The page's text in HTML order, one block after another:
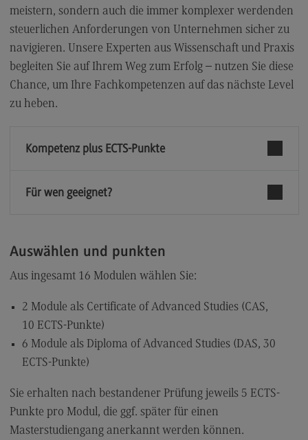
meistern, sondern auch die immer komplexer werdenden
steuerlichen Anforderungen von Unternehmen sicher zu
navigieren. Unsere Experten aus Wissenschaft und Praxis
begleiten Sie auf Ihrem Weg zum Erfolg – nutzen Sie diese
Chance, um Ihre Fachkompetenzen auf das nächste Level
zu heben.
Kompetenz plus ECTS-Punkte
Für wen geeignet?
Auswählen und punkten
Aus ingesamt 16 Modulen wählen Sie:
2 Module als Certificate of Advanced Studies (CAS,
10 ECTS-Punkte)
6 Module als Diploma of Advanced Studies (DAS, 30
ECTS-Punkte)
Sie erhalten nach bestandener Prüfung jeweils 5 ECTS-
Punkte pro Modul, die ggf. später für einen
Masterstudiengang anerkannt werden können.